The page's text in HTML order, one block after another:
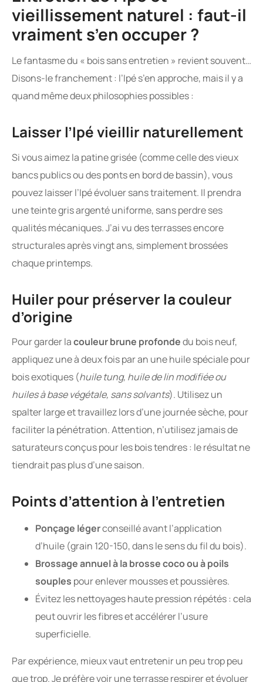
vieillissement naturel : faut-il
vraiment s’en occuper ?
Le fantasme du « bois sans entretien » revient souvent…
Disons-le franchement : l’Ipé s’en approche, mais il y a
quand même deux philosophies possibles :
Laisser l’Ipé vieillir naturellement
Si vous aimez la patine grisée (comme celle des vieux
bancs publics ou des ponts en bord de bassin), vous
pouvez laisser l’Ipé évoluer sans traitement. Il prendra
une teinte gris argenté uniforme, sans perdre ses
qualités mécaniques. J’ai vu des terrasses encore
structurales après vingt ans, simplement brossées
chaque printemps.
Huiler pour préserver la couleur
d’origine
Pour garder lacouleur brune profondedu bois neuf,
appliquez une à deux fois par an une huile spéciale pour
bois exotiques (huile tung, huile de lin modifiée ou
huiles à base végétale, sans solvants). Utilisez un
spalter large et travaillez lors d’une journée sèche, pour
faciliter la pénétration. Attention, n’utilisez jamais de
saturateurs conçus pour les bois tendres : le résultat ne
tiendrait pas plus d’une saison.
Points d’attention à l’entretien
Ponçage légerconseillé avant l’application
d’huile (grain 120-150, dans le sens du fil du bois).
Brossage annuel à la brosse coco ou à poils
souples pour enlever mousses et poussières.
Évitez les nettoyages haute pression répétés : cela
peut ouvrir les fibres et accélérer l’usure
superficielle.
Par expérience, mieux vaut entretenir un peu trop peu
que trop. Je préfère voir une terrasse respirer et évoluer